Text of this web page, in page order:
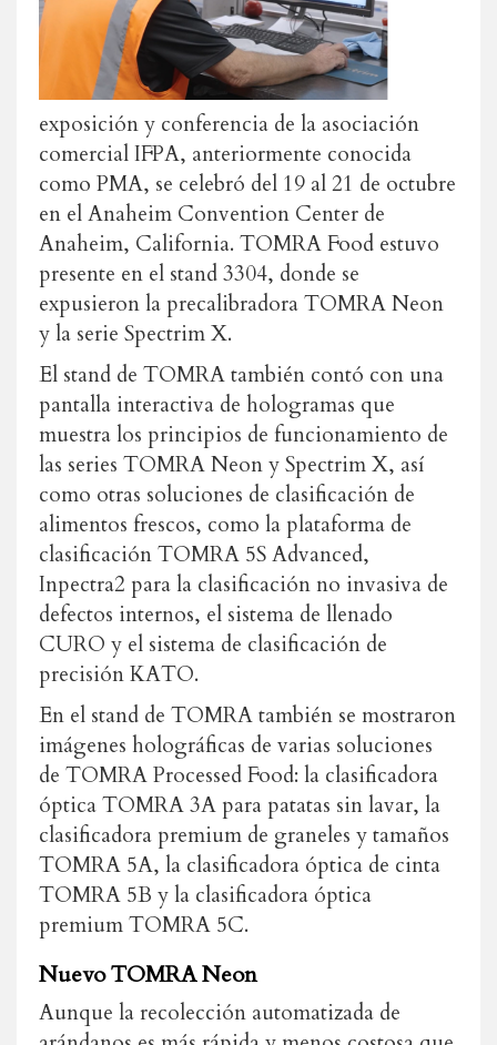
exposición y conferencia de la asociación
comercial IFPA, anteriormente conocida
como PMA, se celebró del 19 al 21 de octubre
en el Anaheim Convention Center de
Anaheim, California. TOMRA Food estuvo
presente en el stand 3304, donde se
expusieron la precalibradora TOMRA Neon
y la serie Spectrim X.
El stand de TOMRA también contó con una
pantalla interactiva de hologramas que
muestra los principios de funcionamiento de
las series TOMRA Neon y Spectrim X, así
como otras soluciones de clasificación de
alimentos frescos, como la plataforma de
clasificación TOMRA 5S Advanced,
Inpectra2 para la clasificación no invasiva de
defectos internos, el sistema de llenado
CURO y el sistema de clasificación de
precisión KATO.
En el stand de TOMRA también se mostraron
imágenes holográficas de varias soluciones
de TOMRA Processed Food: la clasificadora
óptica TOMRA 3A para patatas sin lavar, la
clasificadora premium de graneles y tamaños
TOMRA 5A, la clasificadora óptica de cinta
TOMRA 5B y la clasificadora óptica
premium TOMRA 5C.
Nuevo TOMRA Neon
Aunque la recolección automatizada de